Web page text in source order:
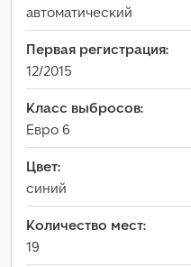
автоматический
Первая регистрация:
12/2015
Класс выбросов:
Евро 6
Цвет:
синий
Количество мест:
19